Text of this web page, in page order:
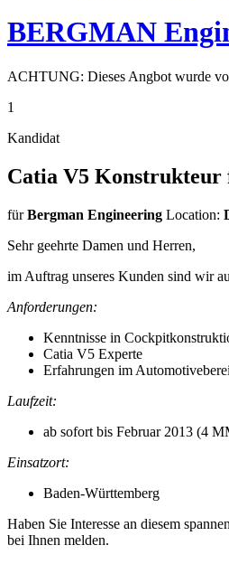
BERGMAN
ACHTUNG: Dieses Angbot wurde
1
Kandidat
Catia V5 Konstrukteur
für Bergman Engineering Location:
Sehr geehrte Damen und Herren,
im Auftrag unseres Kunden sind wir
Anforderungen:
Kenntnisse in
Catia V5 Experte
Erfahrungen im
Laufzeit:
ab sofort bis Februar 2013 (4
Einsatzort:
Baden-Württemberg
Haben Sie Interesse an diesem
bei Ihnen melden.